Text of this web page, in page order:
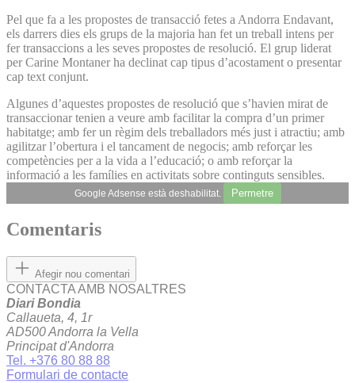
Pel que fa a les propostes de transacció fetes a Andorra Endavant,
els darrers dies els grups de la majoria han fet un treball intens per
fer transaccions a les seves propostes de resolució. El grup liderat
per Carine Montaner ha declinat cap tipus d’acostament o presentar
cap text conjunt.
Algunes d’aquestes propostes de resolució que s’havien mirat de
transaccionar tenien a veure amb facilitar la compra d’un primer
habitatge; amb fer un règim dels treballadors més just i atractiu; amb
agilitzar l’obertura i el tancament de negocis; amb reforçar les
competències per a la vida a l’educació; o amb reforçar la
informació a les famílies en activitats sobre continguts sensibles.
Google Adsense està deshabilitat. Permetre
Comentaris
Afegir nou comentari
CONTACTA AMB NOSALTRES
Diari Bondia
Callaueta, 4, 1r
AD500 Andorra la Vella
Principat d'Andorra
Tel. +376 80 88 88
Formulari de contacte